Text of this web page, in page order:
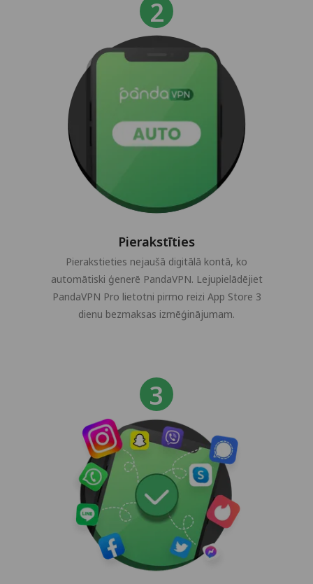
Pierakstīties
Pierakstieties nejaušā digitālā kontā, ko
automātiski ģenerē PandaVPN. Lejupielādējiet
PandaVPN Pro lietotni pirmo reizi App Store 3
dienu bezmaksas izmēģinājumam.